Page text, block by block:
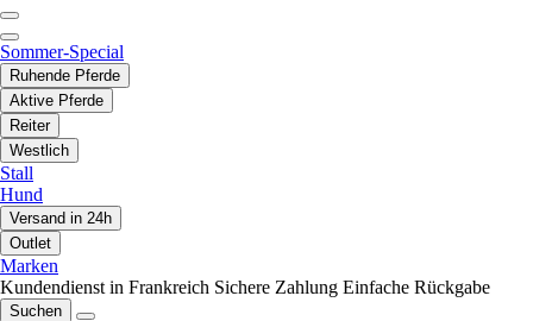
Sommer-Special
Ruhende Pferde
Aktive Pferde
Reiter
Westlich
Stall
Hund
Versand in 24h
Outlet
Marken
Kundendienst in Frankreich Sichere Zahlung Einfache Rückgabe
Suchen